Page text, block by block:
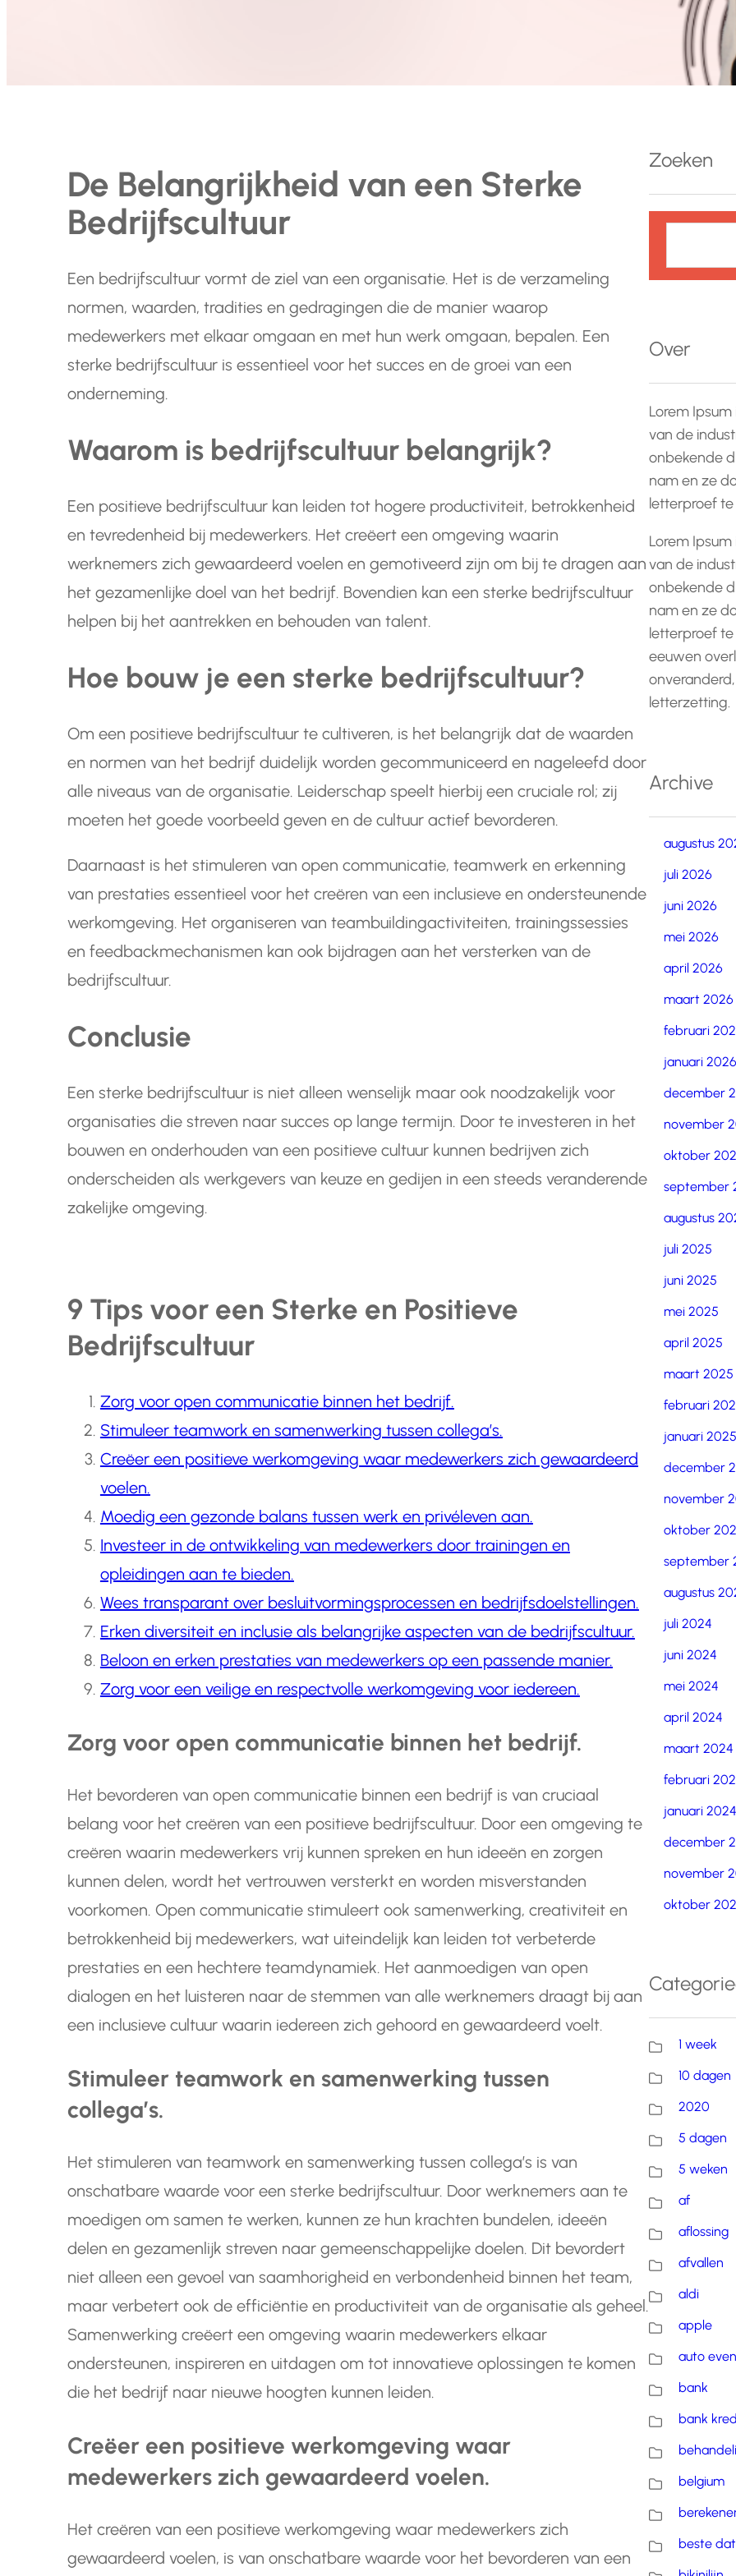
De Belangrijkheid van een Sterke
Bedrijfscultuur
Een bedrijfscultuur vormt de ziel van een organisatie. Het is de verzameling
normen, waarden, tradities en gedragingen die de manier waarop
medewerkers met elkaar omgaan en met hun werk omgaan, bepalen. Een
sterke bedrijfscultuur is essentieel voor het succes en de groei van een
onderneming.
Waarom is bedrijfscultuur belangrijk?
Een positieve bedrijfscultuur kan leiden tot hogere productiviteit, betrokkenheid
en tevredenheid bij medewerkers. Het creëert een omgeving waarin
werknemers zich gewaardeerd voelen en gemotiveerd zijn om bij te dragen aan
het gezamenlijke doel van het bedrijf. Bovendien kan een sterke bedrijfscultuur
helpen bij het aantrekken en behouden van talent.
Hoe bouw je een sterke bedrijfscultuur?
Om een positieve bedrijfscultuur te cultiveren, is het belangrijk dat de waarden
en normen van het bedrijf duidelijk worden gecommuniceerd en nageleefd door
alle niveaus van de organisatie. Leiderschap speelt hierbij een cruciale rol; zij
moeten het goede voorbeeld geven en de cultuur actief bevorderen.
Daarnaast is het stimuleren van open communicatie, teamwerk en erkenning
van prestaties essentieel voor het creëren van een inclusieve en ondersteunende
werkomgeving. Het organiseren van teambuildingactiviteiten, trainingssessies
en feedbackmechanismen kan ook bijdragen aan het versterken van de
bedrijfscultuur.
Conclusie
Een sterke bedrijfscultuur is niet alleen wenselijk maar ook noodzakelijk voor
organisaties die streven naar succes op lange termijn. Door te investeren in het
bouwen en onderhouden van een positieve cultuur kunnen bedrijven zich
onderscheiden als werkgevers van keuze en gedijen in een steeds veranderende
zakelijke omgeving.
9 Tips voor een Sterke en Positieve
Bedrijfscultuur
Zorg voor open communicatie binnen het bedrijf.
Stimuleer teamwork en samenwerking tussen collega’s.
Creëer een positieve werkomgeving waar medewerkers zich gewaardeerd
voelen.
Moedig een gezonde balans tussen werk en privéleven aan.
Investeer in de ontwikkeling van medewerkers door trainingen en
opleidingen aan te bieden.
Wees transparant over besluitvormingsprocessen en bedrijfsdoelstellingen.
Erken diversiteit en inclusie als belangrijke aspecten van de bedrijfscultuur.
Beloon en erken prestaties van medewerkers op een passende manier.
Zorg voor een veilige en respectvolle werkomgeving voor iedereen.
Zorg voor open communicatie binnen het bedrijf.
Het bevorderen van open communicatie binnen een bedrijf is van cruciaal
belang voor het creëren van een positieve bedrijfscultuur. Door een omgeving te
creëren waarin medewerkers vrij kunnen spreken en hun ideeën en zorgen
kunnen delen, wordt het vertrouwen versterkt en worden misverstanden
voorkomen. Open communicatie stimuleert ook samenwerking, creativiteit en
betrokkenheid bij medewerkers, wat uiteindelijk kan leiden tot verbeterde
prestaties en een hechtere teamdynamiek. Het aanmoedigen van open
dialogen en het luisteren naar de stemmen van alle werknemers draagt bij aan
een inclusieve cultuur waarin iedereen zich gehoord en gewaardeerd voelt.
Stimuleer teamwork en samenwerking tussen
collega’s.
Het stimuleren van teamwork en samenwerking tussen collega’s is van
onschatbare waarde voor een sterke bedrijfscultuur. Door werknemers aan te
moedigen om samen te werken, kunnen ze hun krachten bundelen, ideeën
delen en gezamenlijk streven naar gemeenschappelijke doelen. Dit bevordert
niet alleen een gevoel van saamhorigheid en verbondenheid binnen het team,
maar verbetert ook de efficiëntie en productiviteit van de organisatie als geheel.
Samenwerking creëert een omgeving waarin medewerkers elkaar
ondersteunen, inspireren en uitdagen om tot innovatieve oplossingen te komen
die het bedrijf naar nieuwe hoogten kunnen leiden.
Creëer een positieve werkomgeving waar
medewerkers zich gewaardeerd voelen.
Het creëren van een positieve werkomgeving waar medewerkers zich
gewaardeerd voelen, is van onschatbare waarde voor het bevorderen van een
Zoeken
Over
Lorem
van de
onbekende
nam en ze
letterproef te
Lorem
van de
onbekende
nam en ze
letterproef te
eeuwen
letterzetting.
Archive
augustus
juli 2026
juni 2026
mei 2026
april 2026
maart 2026
februari
januari 2026
december
november
oktober
september
augustus
juli 2025
juni 2025
mei 2025
april 2025
maart 2025
februari
januari 2025
december
november
oktober
september
augustus
juli 2024
juni 2024
mei 2024
april 2024
maart 2024
februari
januari 2024
december
november
oktober
1 week
10 dagen
2020
5 dagen
5 weken
af
aflossing
afvallen
aldi
apple
auto
bank
bank
belgium
beste